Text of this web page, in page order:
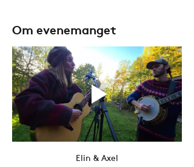
Om evenemanget
Elin & Axel